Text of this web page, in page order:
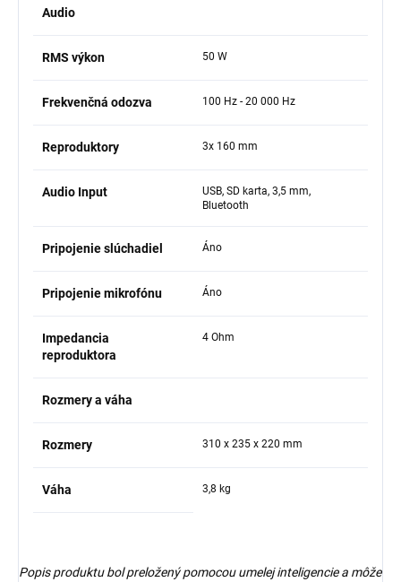
Audio
RMS výkon 50 W
Frekvenčná odozva 100 Hz - 20 000 Hz
Reproduktory 3x 160 mm
Audio Input
USB, SD karta, 3,5 mm,
Bluetooth
Pripojenie slúchadiel Áno
Pripojenie mikrofónu Áno
Impedancia
reproduktora
4 Ohm
Rozmery a váha
Rozmery 310 x 235 x 220 mm
Váha 3,8 kg
Popis produktu bol preložený pomocou umelej inteligencie a môže